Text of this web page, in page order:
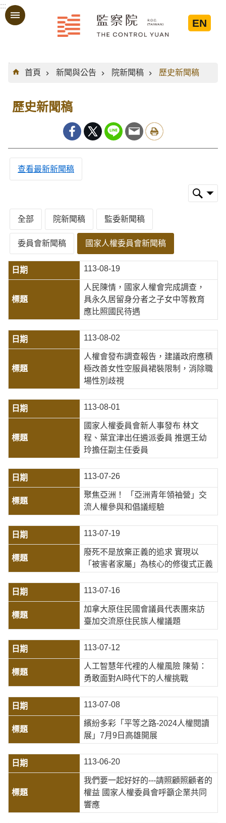
跳到主要內容區塊
:::
EN
:::
首頁
新聞與公告 院新聞稿 歷史新聞稿
歷史新聞稿
查看最新新聞稿
全部 院新聞稿 監委新聞稿
委員會新聞稿 國家人權委員會新聞稿
113-08-19
人民陳情，國家人權會完成調查，
具永久居留身分者之子女中等教育
應比照國民待遇
113-08-02
人權會發布調查報告，建議政府應積
極改善女性空服員裙裝限制，消除職
場性別歧視
113-08-01
國家人權委員會新人事發布 林文
程、葉宜津出任遴派委員 推選王幼
玲擔任副主任委員
113-07-26
聚焦亞洲！ 「亞洲青年領袖營」交
流人權參與和倡議經驗
113-07-19
廢死不是放棄正義的追求 實現以
「被害者家屬」為核心的修復式正義
113-07-16
加拿大原住民國會議員代表團來訪
臺加交流原住民族人權議題
113-07-12
人工智慧年代裡的人權風險 陳菊：
勇敢面對AI時代下的人權挑戰
113-07-08
繽紛多彩「平等之路-2024人權閱讀
展」7月9日高雄開展
113-06-20
我們要一起好好的---請照顧照顧者的
權益 國家人權委員會呼籲企業共同
響應